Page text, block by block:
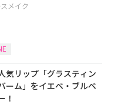
メイク
気リップ「グラスティン
ーム」をイエベ・ブルベ
！